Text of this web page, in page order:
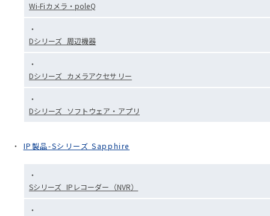
Wi-Fiカメラ・poleQ
Dシリーズ_周辺機器
Dシリーズ_カメラアクセサリー
Dシリーズ_ソフトウェア・アプリ
IP製品-Sシリーズ Sapphire
Sシリーズ_IPレコーダー（NVR）